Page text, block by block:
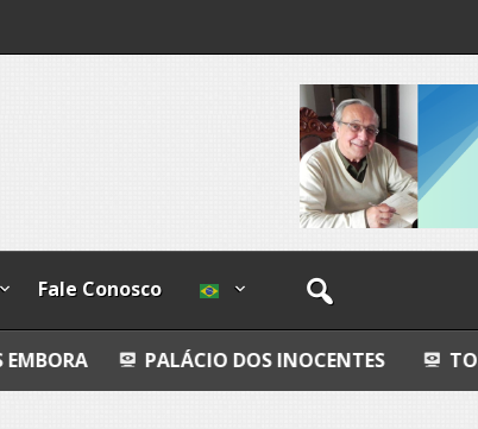
Fale Conosco
PALÁCIO DOS INOCENTES TODO AZUL